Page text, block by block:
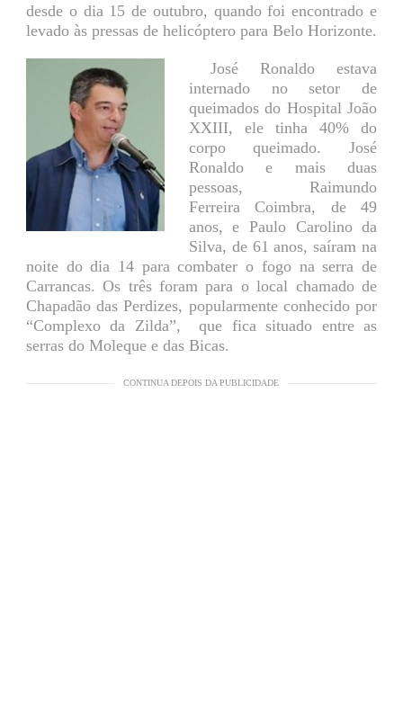
desde o dia 15 de outubro, quando foi encontrado e
levado às pressas de helicóptero para Belo Horizonte.
José Ronaldo estava
internado no setor de
queimados do Hospital João
XXIII, ele tinha 40% do
corpo queimado. José
Ronaldo e mais duas
pessoas, Raimundo
Ferreira Coimbra, de 49
anos, e Paulo Carolino da
Silva, de 61 anos, saíram na
noite do dia 14 para combater o fogo na serra de
Carrancas. Os três foram para o local chamado de
Chapadão das Perdizes, popularmente conhecido por
“Complexo da Zilda”, que fica situado entre as
serras do Moleque e das Bicas.
CONTINUA DEPOIS DA PUBLICIDADE